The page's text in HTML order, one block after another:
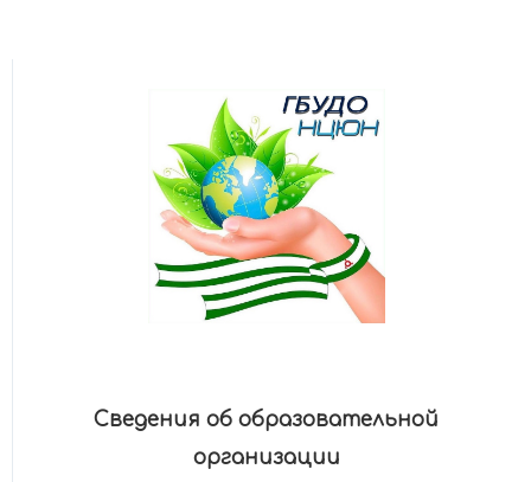
Сведения об образовательной
организации